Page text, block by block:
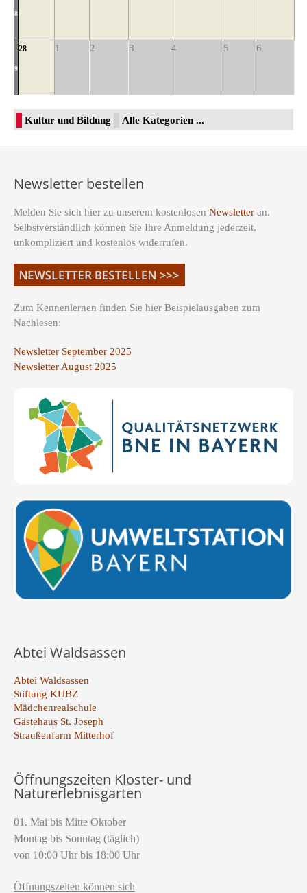
8
9
28 1 2 3 4 5 6
Kultur und Bildung Alle Kategorien ...
Newsletter bestellen
Melden Sie sich hier zu unserem kostenlosen Newsletter an.
Selbstverständlich können Sie Ihre Anmeldung jederzeit,
unkompliziert und kostenlos widerrufen.
Zum Kennenlernen finden Sie hier Beispielausgaben zum
Nachlesen:
Newsletter September 2025
Newsletter August 2025
Abtei Waldsassen
Abtei Waldsassen
Stiftung KUBZ
Mädchenrealschule
Gästehaus St. Joseph
Straußenfarm Mitterhof
Öffnungszeiten Kloster- und
Naturerlebnisgarten
01. Mai bis Mitte Oktober
Montag bis Sonntag (täglich)
von 10:00 Uhr bis 18:00 Uhr
Öffnungszeiten können sich